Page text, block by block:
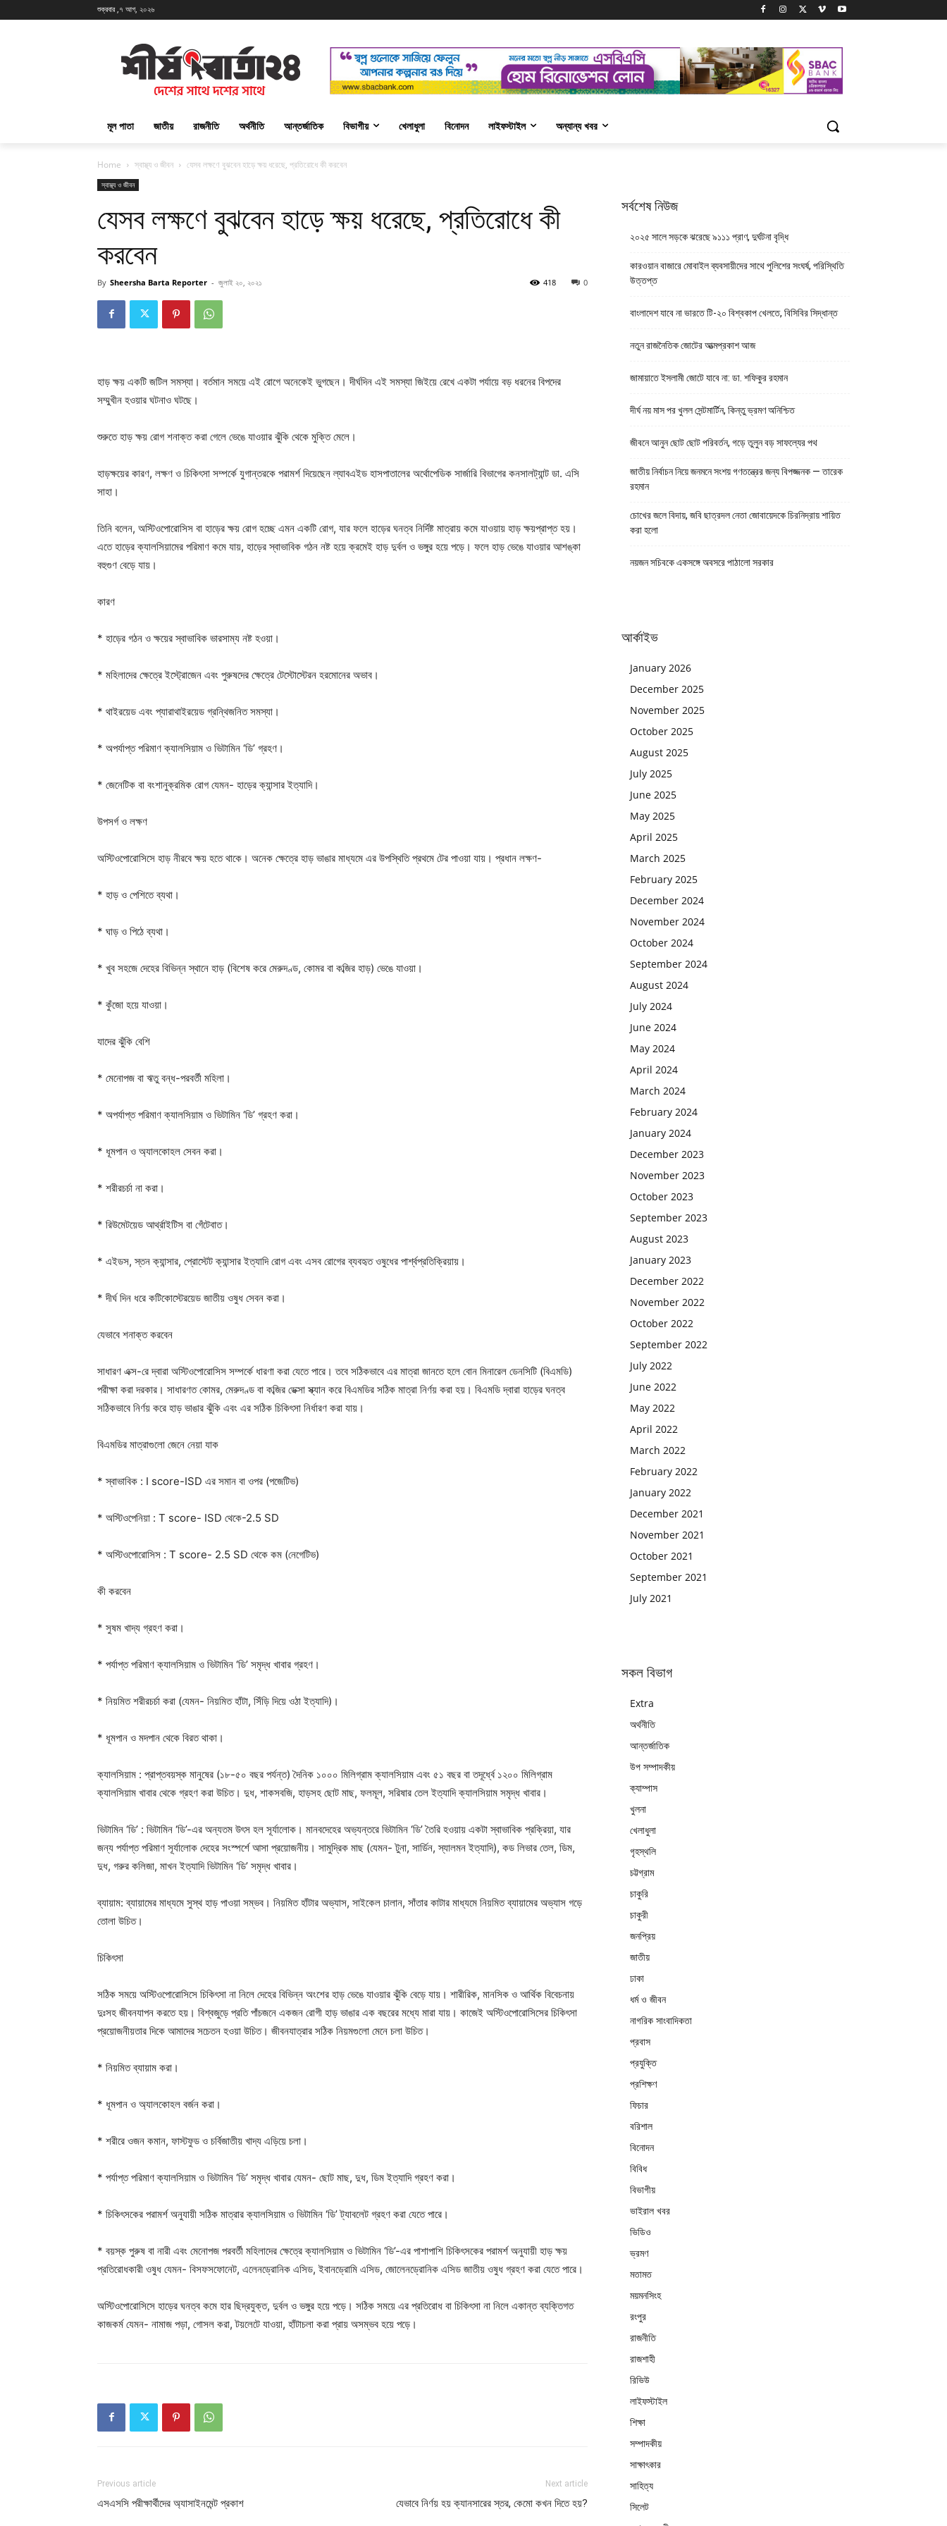
শুক্রবার ,৭ আগ, ২০২৬
মূল পাতা জাতীয় রাজনীতি অর্থনীতি আন্তর্জাতিক বিভাগীয় খেলাধুলা বিনোদন লাইফস্টাইল অন্যান্য খবর
Home স্বাস্থ্য ও জীবন যেসব লক্ষণে বুঝবেন হাড়ে ক্ষয় ধরেছে, প্রতিরোধে কী করবেন
স্বাস্থ্য ও জীবন
যেসব লক্ষণে বুঝবেন হাড়ে ক্ষয় ধরেছে, প্রতিরোধে কী
করবেন
By Sheersha Barta Reporter - জুলাই ২০, ২০২১ 0
418
হাড় ক্ষয় একটি জটিল সমস্যা। বর্তমান সময়ে এই রোগে অনেকেই ভুগছেন। দীর্ঘদিন এই সমস্যা জিইয়ে রেখে একটা পর্যায়ে বড় ধরনের বিপদের
সম্মুখীন হওয়ার ঘটনাও ঘটছে।
শুরুতে হাড় ক্ষয় রোগ শনাক্ত করা গেলে ভেঙে যাওয়ার ঝুঁকি থেকে মুক্তি মেলে।
হাড়ক্ষয়ের কারণ, লক্ষণ ও চিকিৎসা সম্পর্কে যুগান্তরকে পরামর্শ দিয়েছেন ল্যাবএইড হাসপাতালের অর্থোপেডিক সার্জারি বিভাগের কনসালট্যান্ট ডা. এসি
সাহা।
তিনি বলেন, অস্টিওপোরোসিস বা হাড়ের ক্ষয় রোগ হচ্ছে এমন একটি রোগ, যার ফলে হাড়ের ঘনত্ব নির্দিষ্ট মাত্রায় কমে যাওয়ায় হাড় ক্ষয়প্রাপ্ত হয়।
এতে হাড়ের ক্যালসিয়ামের পরিমাণ কমে যায়, হাড়ের স্বাভাবিক গঠন নষ্ট হয়ে ক্রমেই হাড় দুর্বল ও ভঙ্গুর হয়ে পড়ে। ফলে হাড় ভেঙে যাওয়ার আশঙ্কা
বহুগুণ বেড়ে যায়।
কারণ
* হাড়ের গঠন ও ক্ষয়ের স্বাভাবিক ভারসাম্য নষ্ট হওয়া।
* মহিলাদের ক্ষেত্রে ইস্ট্রোজেন এবং পুরুষদের ক্ষেত্রে টেস্টোস্টেরন হরমোনের অভাব।
* থাইরয়েড এবং প্যারাথাইরয়েড গ্রন্থিজনিত সমস্যা।
* অপর্যাপ্ত পরিমাণ ক্যালসিয়াম ও ভিটামিন ‘ডি’ গ্রহণ।
* জেনেটিক বা বংশানুক্রমিক রোগ যেমন- হাড়ের ক্যান্সার ইত্যাদি।
উপসর্গ ও লক্ষণ
অস্টিওপোরোসিসে হাড় নীরবে ক্ষয় হতে থাকে। অনেক ক্ষেত্রে হাড় ভাঙার মাধ্যমে এর উপস্থিতি প্রথমে টের পাওয়া যায়। প্রধান লক্ষণ-
* হাড় ও পেশিতে ব্যথা।
* ঘাড় ও পিঠে ব্যথা।
* খুব সহজে দেহের বিভিন্ন স্থানে হাড় (বিশেষ করে মেরুদণ্ড, কোমর বা কব্জির হাড়) ভেঙে যাওয়া।
* কুঁজো হয়ে যাওয়া।
যাদের ঝুঁকি বেশি
* মেনোপজ বা ঋতু বন্ধ-পরবর্তী মহিলা।
* অপর্যাপ্ত পরিমাণ ক্যালসিয়াম ও ভিটামিন ‘ডি’ গ্রহণ করা।
* ধূমপান ও অ্যালকোহল সেবন করা।
* শরীরচর্চা না করা।
* রিউমেটয়েড আর্থ্রাইটিস বা গেঁটেবাত।
* এইডস, স্তন ক্যান্সার, প্রোস্টেট ক্যান্সার ইত্যাদি রোগ এবং এসব রোগের ব্যবহৃত ওষুধের পার্শ্বপ্রতিক্রিয়ায়।
* দীর্ঘ দিন ধরে কটিকোস্টেরয়েড জাতীয় ওষুধ সেবন করা।
যেভাবে শনাক্ত করবেন
সাধারণ এক্স-রে দ্বারা অস্টিওপোরোসিস সম্পর্কে ধারণা করা যেতে পারে। তবে সঠিকভাবে এর মাত্রা জানতে হলে বোন মিনারেল ডেনসিটি (বিএমডি)
পরীক্ষা করা দরকার। সাধারণত কোমর, মেরুদণ্ড বা কব্জির ডেক্সা স্ক্যান করে বিএমডির সঠিক মাত্রা নির্ণয় করা হয়। বিএমডি দ্বারা হাড়ের ঘনত্ব
সঠিকভাবে নির্ণয় করে হাড় ভাঙার ঝুঁকি এবং এর সঠিক চিকিৎসা নির্ধারণ করা যায়।
বিএমডির মাত্রাগুলো জেনে নেয়া যাক
* স্বাভাবিক : I score-ISD এর সমান বা ওপর (পজেটিভ)
* অস্টিওপেনিয়া : T score- ISD থেকে-2.5 SD
* অস্টিওপোরোসিস : T score- 2.5 SD থেকে কম (নেগেটিভ)
কী করবেন
* সুষম খাদ্য গ্রহণ করা।
* পর্যাপ্ত পরিমাণ ক্যালসিয়াম ও ভিটামিন ‘ডি’ সমৃদ্ধ খাবার গ্রহণ।
* নিয়মিত শরীরচর্চা করা (যেমন- নিয়মিত হাঁটা, সিঁড়ি দিয়ে ওঠা ইত্যাদি)।
* ধূমপান ও মদপান থেকে বিরত থাকা।
ক্যালসিয়াম : প্রাপ্তবয়স্ক মানুষের (১৮-৫০ বছর পর্যন্ত) দৈনিক ১০০০ মিলিগ্রাম ক্যালসিয়াম এবং ৫১ বছর বা তদূর্ধ্বে ১২০০ মিলিগ্রাম
ক্যালসিয়াম খাবার থেকে গ্রহণ করা উচিত। দুধ, শাকসবজি, হাড়সহ ছোট মাছ, ফলমূল, সরিষার তেল ইত্যাদি ক্যালসিয়াম সমৃদ্ধ খাবার।
ভিটামিন ‘ডি’ : ভিটামিন ‘ডি’-এর অন্যতম উৎস হল সূর্যালোক। মানবদেহের অভ্যন্তরে ভিটামিন ‘ডি’ তৈরি হওয়ায় একটা স্বাভাবিক প্রক্রিয়া, যার
জন্য পর্যাপ্ত পরিমাণ সূর্যালোক দেহের সংস্পর্শে আসা প্রয়োজনীয়। সামুদ্রিক মাছ (যেমন- টুনা, সার্ডিন, স্যালমন ইত্যাদি), কড লিভার তেল, ডিম,
দুধ, গরুর কলিজা, মাখন ইত্যাদি ভিটামিন ‘ডি’ সমৃদ্ধ খাবার।
ব্যায়াম: ব্যায়ামের মাধ্যমে সুস্থ হাড় পাওয়া সম্ভব। নিয়মিত হাঁটার অভ্যাস, সাইকেল চালান, সাঁতার কাটার মাধ্যমে নিয়মিত ব্যায়ামের অভ্যাস গড়ে
তোলা উচিত।
চিকিৎসা
সঠিক সময়ে অস্টিওপোরোসিসে চিকিৎসা না নিলে দেহের বিভিন্ন অংশের হাড় ভেঙে যাওয়ার ঝুঁকি বেড়ে যায়। শারীরিক, মানসিক ও আর্থিক বিবেচনায়
দুঃসহ জীবনযাপন করতে হয়। বিশ্বজুড়ে প্রতি পাঁচজনে একজন রোগী হাড় ভাঙার এক বছরের মধ্যে মারা যায়। কাজেই অস্টিওপোরোসিসের চিকিৎসা
প্রয়োজনীয়তার দিকে আমাদের সচেতন হওয়া উচিত। জীবনযাত্রার সঠিক নিয়মগুলো মেনে চলা উচিত।
* নিয়মিত ব্যায়াম করা।
* ধূমপান ও অ্যালকোহল বর্জন করা।
* শরীরে ওজন কমান, ফাস্টফুড ও চর্বিজাতীয় খাদ্য এড়িয়ে চলা।
* পর্যাপ্ত পরিমাণ ক্যালসিয়াম ও ভিটামিন ‘ডি’ সমৃদ্ধ খাবার যেমন- ছোট মাছ, দুধ, ডিম ইত্যাদি গ্রহণ করা।
* চিকিৎসকের পরামর্শ অনুযায়ী সঠিক মাত্রার ক্যালসিয়াম ও ভিটামিন ‘ডি’ ট্যাবলেট গ্রহণ করা যেতে পারে।
* বয়স্ক পুরুষ বা নারী এবং মেনোপজ পরবর্তী মহিলাদের ক্ষেত্রে ক্যালসিয়াম ও ভিটামিন ‘ডি’-এর পাশাপাশি চিকিৎসকের পরামর্শ অনুযায়ী হাড় ক্ষয়
প্রতিরোধকারী ওষুধ যেমন- বিসফসফোনেট, এলেনড্রোনিক এসিড, ইবানড্রোমি এসিড, জোলেনড্রোনিক এসিড জাতীয় ওষুধ গ্রহণ করা যেতে পারে।
অস্টিওপোরোসিসে হাড়ের ঘনত্ব কমে হার ছিদ্রযুক্ত, দুর্বল ও ভঙ্গুর হয়ে পড়ে। সঠিক সময়ে এর প্রতিরোধ বা চিকিৎসা না নিলে একান্ত ব্যক্তিগত
কাজকর্ম যেমন- নামাজ পড়া, গোসল করা, টয়লেটে যাওয়া, হাঁটাচলা করা প্রায় অসম্ভব হয়ে পড়ে।
Previous article
এসএসসি পরীক্ষার্থীদের অ্যাসাইনমেন্ট প্রকাশ
Next article
যেভাবে নির্ণয় হয় ক্যানসারের স্তর, কেমো কখন দিতে হয়?
সর্বশেষ নিউজ
২০২৫ সালে সড়কে ঝরেছে ৯১১১ প্রাণ, দুর্ঘটনা বৃদ্ধি
কারওয়ান বাজারে মোবাইল ব্যবসায়ীদের সাথে পুলিশের সংঘর্ষ, পরিস্থিতি
উত্তপ্ত
বাংলাদেশ যাবে না ভারতে টি-২০ বিশ্বকাপ খেলতে, বিসিবির সিদ্ধান্ত
নতুন রাজনৈতিক জোটের আত্মপ্রকাশ আজ
জামায়াতে ইসলামী জোটে যাবে না: ডা. শফিকুর রহমান
দীর্ঘ নয় মাস পর খুলল সেন্টমার্টিন, কিন্তু ভ্রমণ অনিশ্চিত
জীবনে আনুন ছোট ছোট পরিবর্তন, গড়ে তুলুন বড় সাফল্যের পথ
জাতীয় নির্বাচন নিয়ে জনমনে সংশয় গণতন্ত্রের জন্য বিপজ্জনক — তারেক
রহমান
চোখের জলে বিদায়, জবি ছাত্রদল নেতা জোবায়েদকে চিরনিদ্রায় শায়িত
করা হলো
নয়জন সচিবকে একসঙ্গে অবসরে পাঠালো সরকার
আর্কাইভ
January 2026
December 2025
November 2025
October 2025
August 2025
July 2025
June 2025
May 2025
April 2025
March 2025
February 2025
December 2024
November 2024
October 2024
September 2024
August 2024
July 2024
June 2024
May 2024
April 2024
March 2024
February 2024
January 2024
December 2023
November 2023
October 2023
September 2023
August 2023
January 2023
December 2022
November 2022
October 2022
September 2022
July 2022
June 2022
May 2022
April 2022
March 2022
February 2022
January 2022
December 2021
November 2021
October 2021
September 2021
July 2021
সকল বিভাগ
Extra
অর্থনীতি
আন্তর্জাতিক
উপ সম্পাদকীয়
ক্যাম্পাস
খুলনা
খেলাধুলা
গৃহস্থলি
চট্টগ্রাম
চাকুরি
চাকুরী
জনপ্রিয়
জাতীয়
ঢাকা
ধর্ম ও জীবন
নাগরিক সাংবাদিকতা
প্রবাস
প্রযুক্তি
প্রশিক্ষণ
ফিচার
বরিশাল
বিনোদন
বিবিধ
বিভাগীয়
ভাইরাল খবর
ভিডিও
ভ্রমণ
মতামত
ময়মনসিংহ
রংপুর
রাজনীতি
রাজশাহী
রিভিউ
লাইফস্টাইল
শিক্ষা
সম্পাদকীয়
সাক্ষাৎকার
সাহিত্য
সিলেট